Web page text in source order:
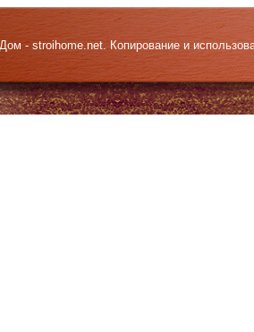
- stroihome.net. Копирование и